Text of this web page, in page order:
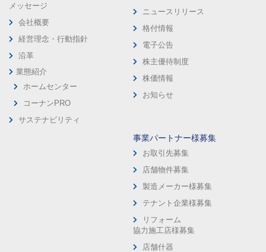
メッセージ
会社概要
経営理念・行動指針
沿革
業態紹介
ホームセンター
コーナンPRO
サステナビリティ
ニュースリリース
格付情報
電子公告
株主優待制度
株価情報
お知らせ
事業パートナー様募集
お取引先募集
店舗物件募集
製造メーカー様募集
テナント企業様募集
リフォーム
協力施工店様募集
店舗什器